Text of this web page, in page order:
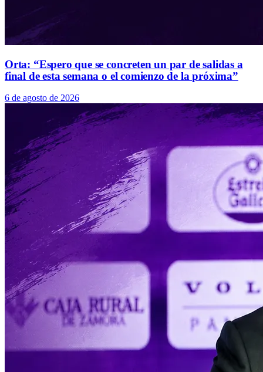
Orta: “Espero que se concreten un par de salidas a
final de esta semana o el comienzo de la próxima”
6 de agosto de 2026